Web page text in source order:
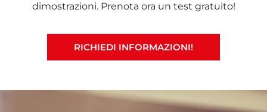
dimostrazioni. Prenota ora un test gratuito!
RICHIEDI INFORMAZIONI!